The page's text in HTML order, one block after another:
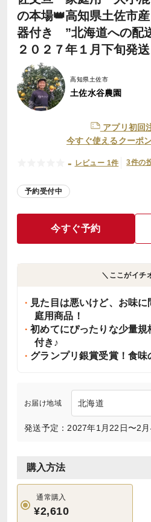
の本場👑高知県土佐市
器付き ”北海道への配
２０２７年１月下旬発送
高知県土佐市
土佐水谷農園
アプリ初回
今すぐ使えるクーポ
- レビュー 1件 3件の
予約受付中
今すぐ予約
＼ここがイチ
見た目は悪いけど、お味
庭用商品！
初めてにぴったりな少量
付き♪
グランプリ銀賞受賞！食
お届け地域
発送予定：2027年1月22日〜2月
購入方法
通常購入
¥2,610